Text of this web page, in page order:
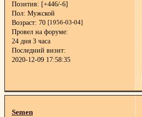
Позитив: [+446/-6]
Пол: Мужской
Возраст: 70 [1956-03-04]
Провел на форуме:
24 дня 3 часа
Последний визит:
2020-12-09 17:58:35
Semen